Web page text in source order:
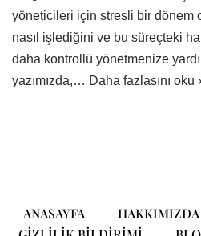
yöneticileri için stresli bir dönem
nasıl işlediğini ve bu süreçteki
daha kontrollü yönetmenize
yazımızda,… Daha fazlasını oku
ANASAYFA HAKKIMIZDA